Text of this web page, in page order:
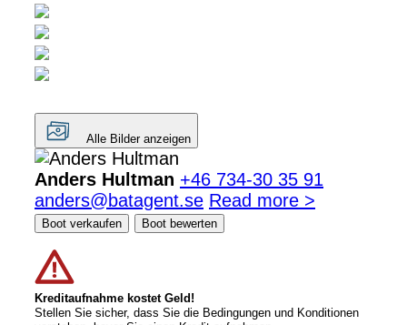
Alle Bilder anzeigen
Anders Hultman +46 734-30 35 91
anders@batagent.se Read more >
Boot verkaufen Boot bewerten
Kreditaufnahme kostet Geld!
Stellen Sie sicher, dass Sie die Bedingungen und Konditionen